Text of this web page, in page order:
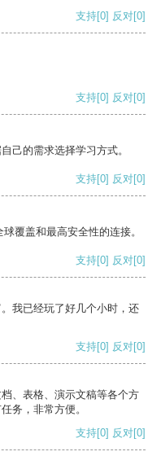
支持[0] 反对[0]
支持[0] 反对[0]
己的需求选择学习方式。
支持[0] 反对[0]
覆盖和最高安全性的连接。
支持[0] 反对[0]
我已经玩了好几个小时，还
支持[0] 反对[0]
、表格、演示文稿等各个方
务，非常方便。
支持[0] 反对[0]